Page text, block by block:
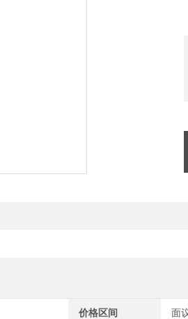
价格区间 面